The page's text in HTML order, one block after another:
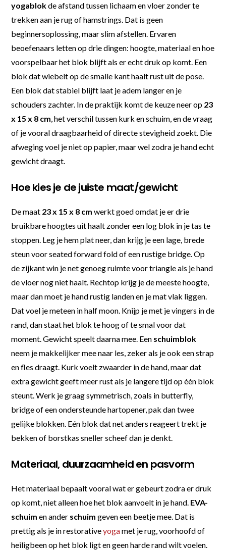
yogablokde afstand tussen lichaam en vloer zonder te
trekken aan je rug of hamstrings. Dat is geen
beginnersoplossing, maar slim afstellen. Ervaren
beoefenaars letten op drie dingen: hoogte, materiaal en hoe
voorspelbaar het blok blijft als er echt druk op komt. Een
blok dat wiebelt op de smalle kant haalt rust uit de pose.
Een blok dat stabiel blijft laat je adem langer en je
schouders zachter. In de praktijk komt de keuze neer op 23
x 15 x 8 cm, het verschil tussen kurk en schuim, en de vraag
of je vooral draagbaarheid of directe stevigheid zoekt. Die
afweging voel je niet op papier, maar wel zodra je hand echt
gewicht draagt.
Hoe kies je de juiste maat/gewicht
De maat 23 x 15 x 8 cm werkt goed omdat je er drie
bruikbare hoogtes uit haalt zonder een log blok in je tas te
stoppen. Leg je hem plat neer, dan krijg je een lage, brede
steun voor seated forward fold of een rustige bridge. Op
de zijkant win je net genoeg ruimte voor triangle als je hand
de vloer nog niet haalt. Rechtop krijg je de meeste hoogte,
maar dan moet je hand rustig landen en je mat vlak liggen.
Dat voel je meteen in half moon. Knijp je met je vingers in de
rand, dan staat het blok te hoog of te smal voor dat
moment. Gewicht speelt daarna mee. Een schuimblok
neem je makkelijker mee naar les, zeker als je ook een strap
en fles draagt. Kurk voelt zwaarder in de hand, maar dat
extra gewicht geeft meer rust als je langere tijd op één blok
steunt. Werk je graag symmetrisch, zoals in butterfly,
bridge of een ondersteunde hartopener, pak dan twee
gelijke blokken. Eén blok dat net anders reageert trekt je
bekken of borstkas sneller scheef dan je denkt.
Materiaal, duurzaamheid en pasvorm
Het materiaal bepaalt vooral wat er gebeurt zodra er druk
op komt, niet alleen hoe het blok aanvoelt in je hand. EVA-
schuim en ander schuim geven een beetje mee. Dat is
prettig als je in restorativeyogamet je rug, voorhoofd of
heiligbeen op het blok ligt en geen harde rand wilt voelen.